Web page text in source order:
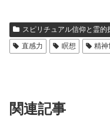
スピリチュアル信仰と霊的
直感力
瞑想 精神
関連記事